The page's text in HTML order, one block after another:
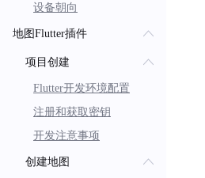
设备朝向
地图Flutter插件
项目创建
Flutter开发环境配置
注册和获取密钥
开发注意事项
创建地图